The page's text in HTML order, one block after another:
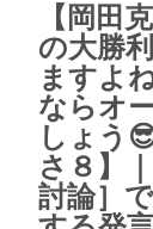
【岡田
の大勝
ますよ
ならオ
しょう
さ８】
討論］